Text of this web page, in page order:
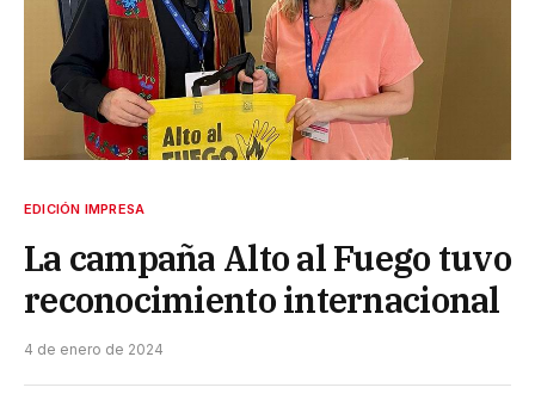
EDICIÓN IMPRESA
La campaña Alto al Fuego tuvo
reconocimiento internacional
4 de enero de 2024